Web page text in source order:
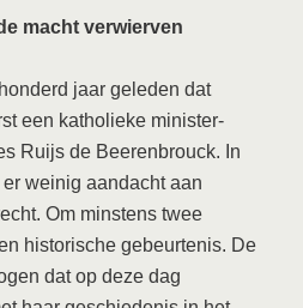
macht verwierven
jaar geleden dat
een katholieke minister-
Ruijs de Beerenbrouck. In
weinig aandacht aan
Om minstens twee
historische gebeurtenis. De
dat op deze dag